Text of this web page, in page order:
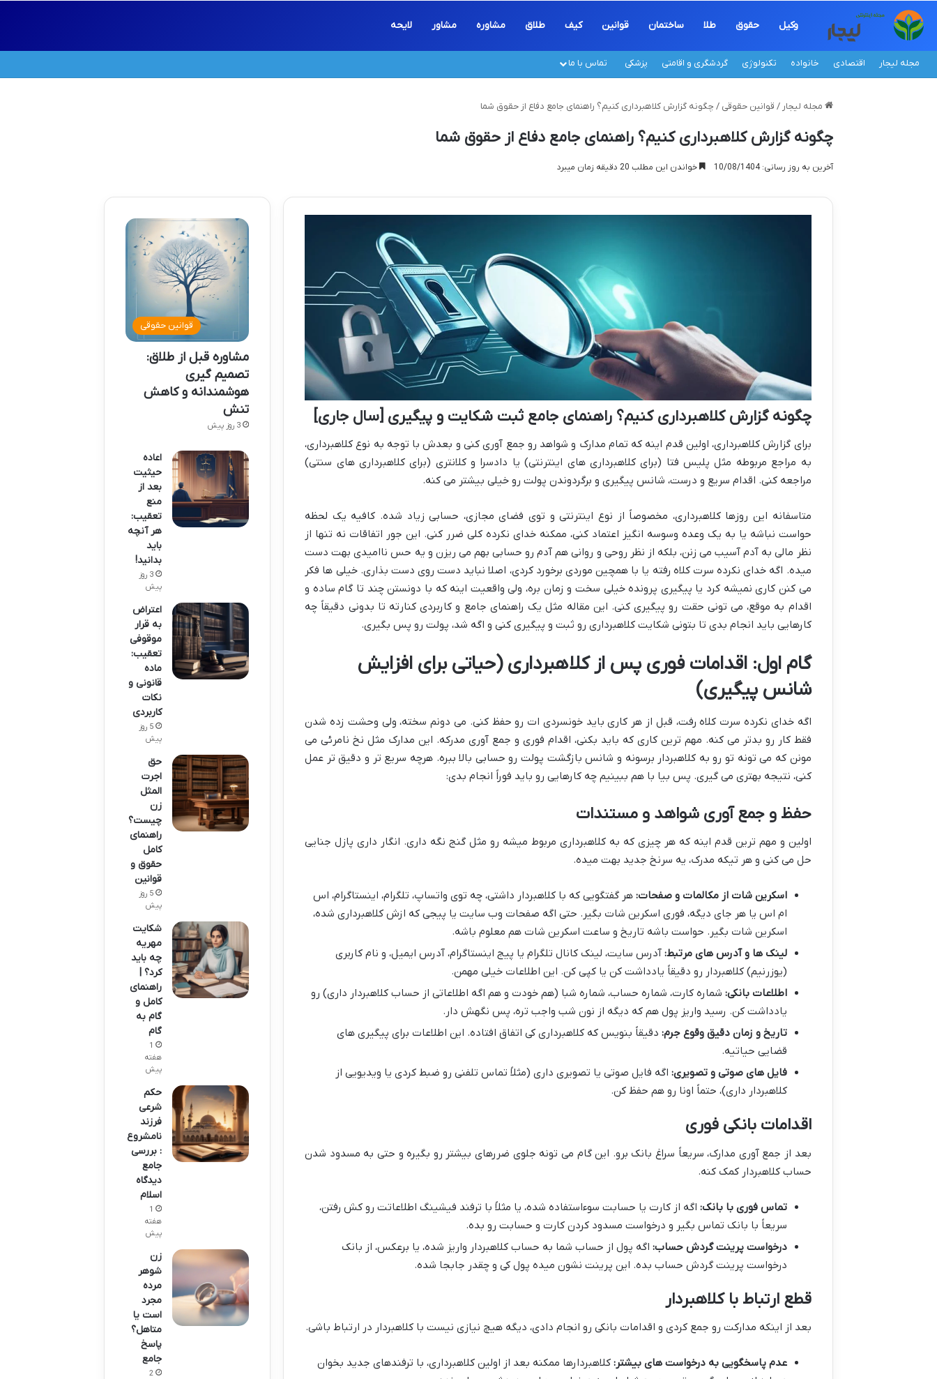
وکیل حقوق طلا ساختمان قوانین کیف طلاق مشاوره مشاور لایحه
مجله لیجار اقتصادی خانواده تکنولوژی گردشگری و اقامتی پزشکی تماس با ما
مجله لیجار / قوانین حقوقی / چگونه گزارش کلاهبرداری کنیم؟ راهنمای جامع دفاع از حقوق شما
چگونه گزارش کلاهبرداری کنیم؟ راهنمای جامع دفاع از حقوق شما
آخرین به روز رسانی: 10/08/1404 خواندن این مطلب 20 دقیقه زمان میبرد
چگونه گزارش کلاهبرداری کنیم؟ راهنمای جامع ثبت شکایت و پیگیری [سال جاری]
برای گزارش کلاهبرداری، اولین قدم اینه که تمام مدارک و شواهد رو جمع آوری کنی و بعدش با توجه به نوع کلاهبرداری،
به مراجع مربوطه مثل پلیس فتا (برای کلاهبرداری های اینترنتی) یا دادسرا و کلانتری (برای کلاهبرداری های سنتی)
مراجعه کنی. اقدام سریع و درست، شانس پیگیری و برگردوندن پولت رو خیلی بیشتر می کنه.
متاسفانه این روزها کلاهبرداری، مخصوصاً از نوع اینترنتی و توی فضای مجازی، حسابی زیاد شده. کافیه یک لحظه
حواست نباشه یا به یک وعده وسوسه انگیز اعتماد کنی، ممکنه خدای نکرده کلی ضرر کنی. این جور اتفاقات نه تنها از
نظر مالی به آدم آسیب می زنن، بلکه از نظر روحی و روانی هم آدم رو حسابی بهم می ریزن و یه حس ناامیدی بهت دست
میده. اگه خدای نکرده سرت کلاه رفته یا با همچین موردی برخورد کردی، اصلا نباید دست روی دست بذاری. خیلی ها فکر
می کنن کاری نمیشه کرد یا پیگیری پرونده خیلی سخت و زمان بره، ولی واقعیت اینه که با دونستن چند تا گام ساده و
اقدام به موقع، می تونی حقت رو پیگیری کنی. این مقاله مثل یک راهنمای جامع و کاربردی کنارته تا بدونی دقیقاً چه
کارهایی باید انجام بدی تا بتونی شکایت کلاهبرداری رو ثبت و پیگیری کنی و اگه شد، پولت رو پس بگیری.
گام اول: اقدامات فوری پس از کلاهبرداری (حیاتی برای افزایش
شانس پیگیری)
اگه خدای نکرده سرت کلاه رفت، قبل از هر کاری باید خونسردی ات رو حفظ کنی. می دونم سخته، ولی وحشت زده شدن
فقط کار رو بدتر می کنه. مهم ترین کاری که باید بکنی، اقدام فوری و جمع آوری مدرکه. این مدارک مثل نخ نامرئی می
مونن که می تونه تو رو به کلاهبردار برسونه و شانس بازگشت پولت رو حسابی بالا ببره. هرچه سریع تر و دقیق تر عمل
کنی، نتیجه بهتری می گیری. پس بیا با هم ببینیم چه کارهایی رو باید فوراً انجام بدی:
حفظ و جمع آوری شواهد و مستندات
اولین و مهم ترین قدم اینه که هر چیزی که به کلاهبرداری مربوط میشه رو مثل گنج نگه داری. انگار داری پازل جنایی
حل می کنی و هر تیکه مدرک، یه سرنخ جدید بهت میده.
اسکرین شات از مکالمات و صفحات: هر گفتگویی که با کلاهبردار داشتی، چه توی واتساپ، تلگرام، اینستاگرام، اس
ام اس یا هر جای دیگه، فوری اسکرین شات بگیر. حتی اگه صفحات وب سایت یا پیجی که ازش کلاهبرداری شده،
اسکرین شات بگیر. حواست باشه تاریخ و ساعت اسکرین شات هم معلوم باشه.
لینک ها و آدرس های مرتبط: آدرس سایت، لینک کانال تلگرام یا پیج اینستاگرام، آدرس ایمیل، و نام کاربری
(یوزرنیم) کلاهبردار رو دقیقاً یادداشت کن یا کپی کن. این اطلاعات خیلی مهمن.
اطلاعات بانکی: شماره کارت، شماره حساب، شماره شبا (هم خودت و هم اگه اطلاعاتی از حساب کلاهبردار داری) رو
یادداشت کن. رسید واریز پول هم که دیگه از نون شب واجب تره، پس نگهش دار.
تاریخ و زمان دقیق وقوع جرم: دقیقاً بنویس که کلاهبرداری کی اتفاق افتاده. این اطلاعات برای پیگیری های
قضایی حیاتیه.
فایل های صوتی و تصویری: اگه فایل صوتی یا تصویری داری (مثلاً تماس تلفنی رو ضبط کردی یا ویدیویی از
کلاهبردار داری)، حتماً اونا رو هم حفظ کن.
اقدامات بانکی فوری
بعد از جمع آوری مدارک، سریعاً سراغ بانک برو. این گام می تونه جلوی ضررهای بیشتر رو بگیره و حتی به مسدود شدن
حساب کلاهبردار کمک کنه.
تماس فوری با بانک: اگه از کارت یا حسابت سوءاستفاده شده، یا مثلاً با ترفند فیشینگ اطلاعاتت رو کش رفتن،
سریعاً با بانک تماس بگیر و درخواست مسدود کردن کارت و حسابت رو بده.
درخواست پرینت گردش حساب: اگه پول از حساب شما به حساب کلاهبردار واریز شده، یا برعکس، از بانک
درخواست پرینت گردش حساب بده. این پرینت نشون میده پول کی و چقدر جابجا شده.
قطع ارتباط با کلاهبردار
بعد از اینکه مدارکت رو جمع کردی و اقدامات بانکی رو انجام دادی، دیگه هیچ نیازی نیست با کلاهبردار در ارتباط باشی.
عدم پاسخگویی به درخواست های بیشتر: کلاهبردارها ممکنه بعد از اولین کلاهبرداری، با ترفندهای جدید بخوان
قوانین حقوقی
مشاوره قبل از طلاق:
تصمیم گیری
هوشمندانه و کاهش
تنش
3 روز پیش
اعاده
حیثیت
بعد از
منع
تعقیب:
هر آنچه
باید
بدانید!
3 روز
پیش
اعتراض
به قرار
موقوفی
تعقیب:
ماده
قانونی و
نکات
کاربردی
5 روز
پیش
حق
اجرت
المثل
زن
چیست؟
راهنمای
کامل
حقوق و
قوانین
5 روز
پیش
شکایت
مهریه
چه باید
کرد؟ |
راهنمای
کامل و
گام به
گام
1
هفته
پیش
حکم
شرعی
فرزند
نامشروع
: بررسی
جامع
دیدگاه
اسلام
1
هفته
پیش
زن
شوهر
مرده
مجرد
است یا
متاهل؟
پاسخ
جامع
2